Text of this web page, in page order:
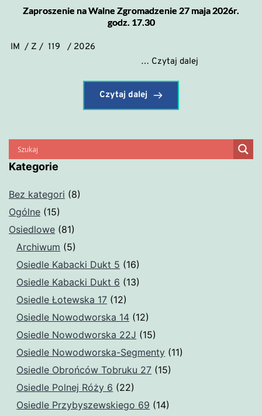
Zaproszenie na Walne Zgromadzenie 27 maja 2026r.
godz. 17.30
IM / Z / 119 / 2026
… Czytaj dalej
godz. 17.30
Czytaj dalej
Kategorie
Bez kategori (8)
Ogólne (15)
Osiedlowe (81)
Archiwum (5)
Osiedle Kabacki Dukt 5 (16)
Osiedle Kabacki Dukt 6 (13)
Osiedle Łotewska 17 (12)
Osiedle Nowodworska 14 (12)
Osiedle Nowodworska 22J (15)
Osiedle Nowodworska-Segmenty (11)
Osiedle Obrońców Tobruku 27 (15)
Osiedle Polnej Róży 6 (22)
Osiedle Przybyszewskiego 69 (14)